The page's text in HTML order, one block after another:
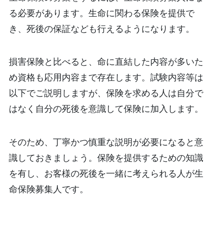
る必要があります。生命に関わる保険を提供で
き、死後の保証なども行えるようになります。
損害保険と比べると、命に直結した内容が多いた
め資格も応用内容まで存在します。試験内容等は
以下でご説明しますが、保険を求める人は自分で
はなく自分の死後を意識して保険に加入します。
そのため、丁寧かつ慎重な説明が必要になると意
識しておきましょう。保険を提供するための知識
を有し、お客様の死後を一緒に考えられる人が生
命保険募集人です。